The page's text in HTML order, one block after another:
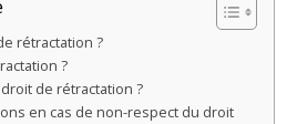
rétractation ?
?
de rétractation ?
en cas de non-respect du droit